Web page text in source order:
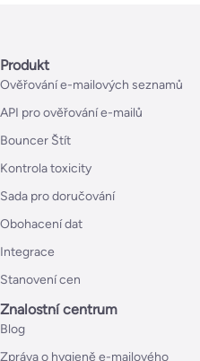
Produkt
Ověřování e-mailových seznamů
API pro ověřování e-mailů
Bouncer Štít
Kontrola toxicity
Sada pro doručování
Obohacení dat
Integrace
Stanovení cen
Znalostní centrum
Blog
Zpráva o hygieně e-mailového